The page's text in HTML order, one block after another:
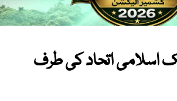
اسلامی اتحاد کی طرف